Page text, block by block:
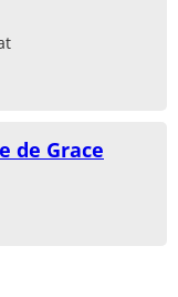
de Grace